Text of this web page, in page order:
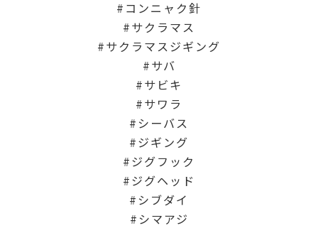
コンニャク針
サクラマス
サクラマスジギング
サバ
サビキ
サワラ
シーバス
ジギング
ジグフック
ジグヘッド
シブダイ
シマアジ